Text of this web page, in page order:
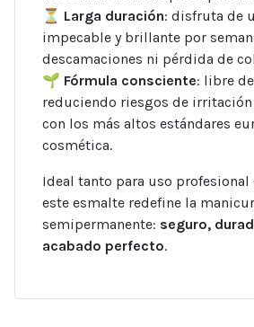
⏳ Larga duración: disfruta de
impecable y brillante por
descamaciones ni pérdida de
🌱 Fórmula consciente: libre de
reduciendo riesgos de
con los más altos estándares
cosmética.
Ideal tanto para uso profesional
este esmalte redefine la
semipermanente: seguro,
acabado perfecto.